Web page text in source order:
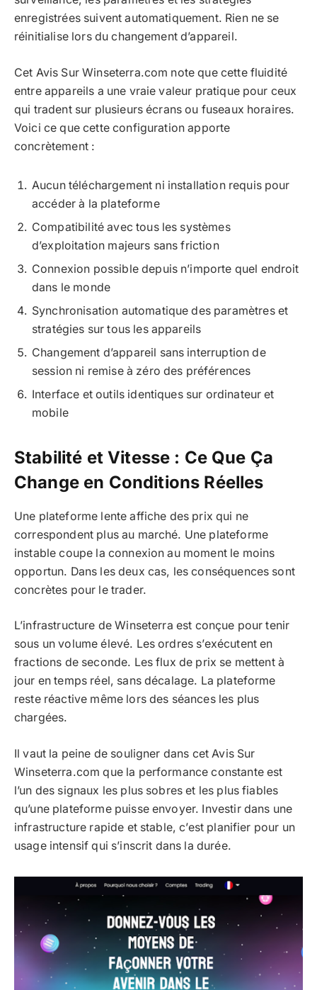
enregistrées suivent automatiquement. Rien ne se
réinitialise lors du changement d’appareil.
Cet Avis Sur Winseterra.com note que cette fluidité
entre appareils a une vraie valeur pratique pour ceux
qui tradent sur plusieurs écrans ou fuseaux horaires.
Voici ce que cette configuration apporte
concrètement :
Aucun téléchargement ni installation requis pour
accéder à la plateforme
Compatibilité avec tous les systèmes
d’exploitation majeurs sans friction
Connexion possible depuis n’importe quel endroit
dans le monde
Synchronisation automatique des paramètres et
stratégies sur tous les appareils
Changement d’appareil sans interruption de
session ni remise à zéro des préférences
Interface et outils identiques sur ordinateur et
mobile
Stabilité et Vitesse : Ce Que Ça
Change en Conditions Réelles
Une plateforme lente affiche des prix qui ne
correspondent plus au marché. Une plateforme
instable coupe la connexion au moment le moins
opportun. Dans les deux cas, les conséquences sont
concrètes pour le trader.
L’infrastructure de Winseterra est conçue pour tenir
sous un volume élevé. Les ordres s’exécutent en
fractions de seconde. Les flux de prix se mettent à
jour en temps réel, sans décalage. La plateforme
reste réactive même lors des séances les plus
chargées.
Il vaut la peine de souligner dans cet Avis Sur
Winseterra.com que la performance constante est
l’un des signaux les plus sobres et les plus fiables
qu’une plateforme puisse envoyer. Investir dans une
infrastructure rapide et stable, c’est planifier pour un
usage intensif qui s’inscrit dans la durée.